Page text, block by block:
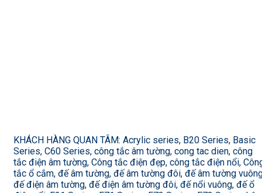
KHÁCH HÀNG QUAN TÂM: Acrylic series, B20 Series, Basic
Series, C60 Series, công tắc âm tường, cong tac dien, công
tắc điện âm tường, Công tắc điện đẹp, công tắc điện nổi,
tắc ổ cắm, đế âm tường, đế âm tường đôi, đế âm tường
đế điện âm tường, đế điện âm tường đôi, đế nổi vuông, đế ổ